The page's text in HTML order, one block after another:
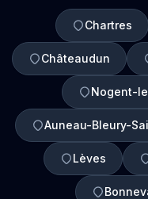
Chartres
Châteaudun
Nogent-
Auneau-Bleury-
Lèves